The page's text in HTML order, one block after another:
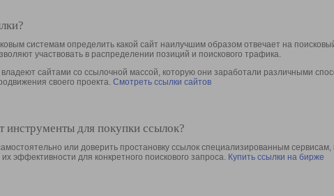
системам определить какой сайт наилучшим образом отвечает на
участвовать в раcпределении позиций и поискового трафика.
сайтами со ссылочной массой, которую они заработали различными
своего проекта. Смотреть ссылки сайтов
инструменты для покупки ссылок?
или доверить простановку ссылок специализированным
эффективности для конкретного поискового запроса. Купить ссылки на бирже